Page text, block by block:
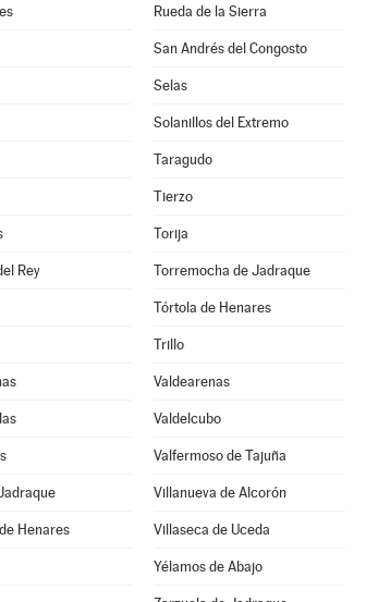
Rueda de la Sierra
San Andrés del Congosto
Selas
Solanillos del Extremo
Taragudo
Tierzo
Torija
Rey Torremocha de Jadraque
Tórtola de Henares
Trillo
Valdearenas
Valdelcubo
Valfermoso de Tajuña
Villanueva de Alcorón
Henares Villaseca de Uceda
Yélamos de Abajo